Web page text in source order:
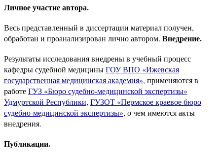
Личное участие автора.
Весь представленный в диссертации материал получен,
обработан и проанализирован лично автором. Внедрение.
Результаты исследования внедрены в учебный процесс
кафедры судебной медициныГОУ ВПО «Ижевская
государственная медицинская академия», применяются в
работеГУЗ «Бюро судебно-медицинской экспертизы»
Удмуртской Республики, ГУЗОТ «Пермское краевое бюро
судебно-медицинской экспертизы», о чем имеются акты
внедрения.
Публикации.